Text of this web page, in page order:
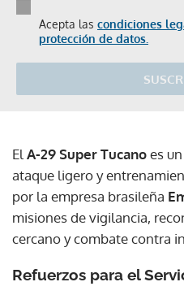
Acepta las condiciones
protección de datos.
El A-29 Super Tucanoes
ataque ligero y
por la empresa brasileña
misiones de vigilancia,
cercano y combate contra
Refuerzos para el